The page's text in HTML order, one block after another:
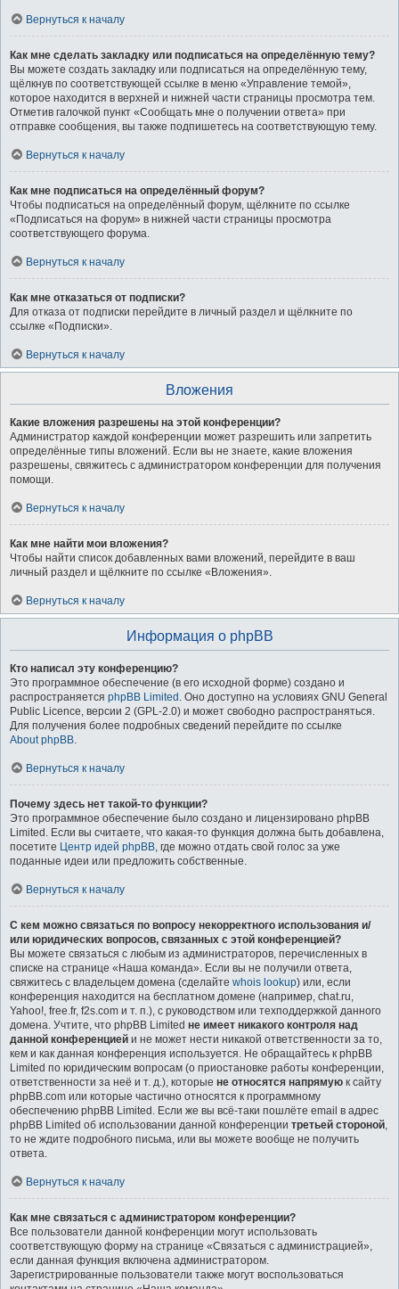
Вернуться к началу
Как мне сделать закладку или подписаться на определённую тему?
Вы можете создать закладку или подписаться на определённую тему,
щёлкнув по соответствующей ссылке в меню «Управление темой»,
которое находится в верхней и нижней части страницы просмотра тем.
Отметив галочкой пункт «Сообщать мне о получении ответа» при
отправке сообщения, вы также подпишетесь на соответствующую тему.
Вернуться к началу
Как мне подписаться на определённый форум?
Чтобы подписаться на определённый форум, щёлкните по ссылке
«Подписаться на форум» в нижней части страницы просмотра
соответствующего форума.
Вернуться к началу
Как мне отказаться от подписки?
Для отказа от подписки перейдите в личный раздел и щёлкните по
ссылке «Подписки».
Вернуться к началу
Вложения
Какие вложения разрешены на этой конференции?
Администратор каждой конференции может разрешить или запретить
определённые типы вложений. Если вы не знаете, какие вложения
разрешены, свяжитесь с администратором конференции для получения
помощи.
Вернуться к началу
Как мне найти мои вложения?
Чтобы найти список добавленных вами вложений, перейдите в ваш
личный раздел и щёлкните по ссылке «Вложения».
Вернуться к началу
Информация о phpBB
Кто написал эту конференцию?
Это программное обеспечение (в его исходной форме) создано и
распространяется phpBB Limited . Оно доступно на условиях GNU General
Public Licence, версии 2 (GPL-2.0) и может свободно распространяться.
Для получения более подробных сведений перейдите по ссылке
About phpBB.
Вернуться к началу
Почему здесь нет такой-то функции?
Это программное обеспечение было создано и лицензировано phpBB
Limited. Если вы считаете, что какая-то функция должна быть добавлена,
посетите Центр идей phpBB, где можно отдать свой голос за уже
поданные идеи или предложить собственные.
Вернуться к началу
С кем можно связаться по вопросу некорректного использования и/
или юридических вопросов, связанных с этой конференцией?
Вы можете связаться с любым из администраторов, перечисленных в
списке на странице «Наша команда». Если вы не получили ответа,
свяжитесь с владельцем домена (сделайте whois lookup) или, если
конференция находится на бесплатном домене (например, chat.ru,
Yahoo!, free.fr, f2s.com и т. п.), с руководством или техподдержкой данного
домена. Учтите, что phpBB Limited не имеет никакого контроля над
данной конференцией и не может нести никакой ответственности за то,
кем и как данная конференция используется. Не обращайтесь к phpBB
Limited по юридическим вопросам (о приостановке работы конференции,
ответственности за неё и т. д.), которые не относятся напрямую к сайту
phpBB.com или которые частично относятся к программному
обеспечению phpBB Limited. Если же вы всё-таки пошлёте email в адрес
phpBB Limited об использовании данной конференции третьей стороной,
то не ждите подробного письма, или вы можете вообще не получить
ответа.
Вернуться к началу
Как мне связаться с администратором конференции?
Все пользователи данной конференции могут использовать
соответствующую форму на странице «Связаться с администрацией»,
если данная функция включена администратором.
Зарегистрированные пользователи также могут воспользоваться